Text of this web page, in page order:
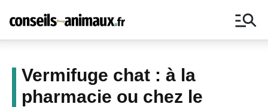
manage_search
Vermifuge chat : à la
pharmacie ou chez le